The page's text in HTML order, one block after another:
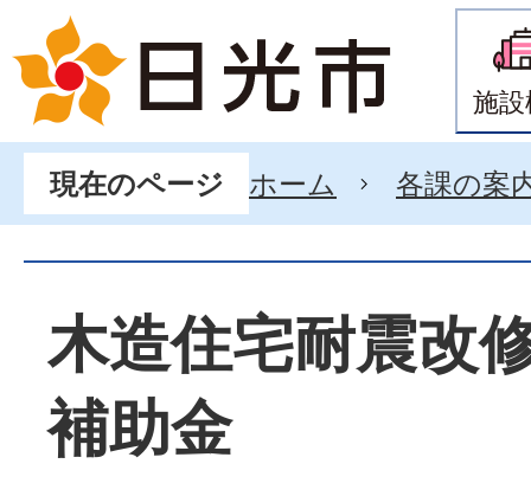
施
現在のページ ホーム 各課の案
木造住宅耐震改
補助金